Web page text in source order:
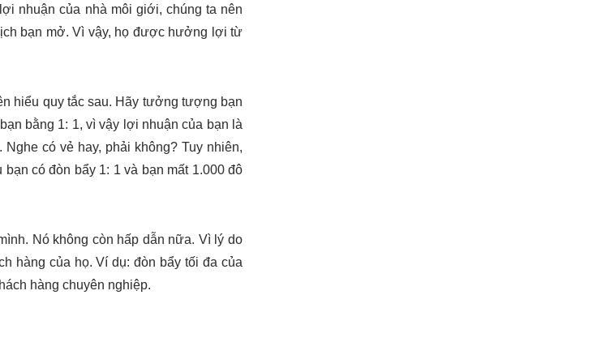
nhuận của nhà môi giới, chúng ta nên
bạn mở. Vì vậy, họ được hưởng lợi từ
hiểu quy tắc sau. Hãy tưởng tượng bạn
bằng 1: 1, vì vậy lợi nhuận của bạn là
có vẻ hay, phải không? Tuy nhiên,
có đòn bẩy 1: 1 và bạn mất 1.000 đô
Nó không còn hấp dẫn nữa. Vì lý do
hàng của họ. Ví dụ: đòn bẩy tối đa của
hàng chuyên nghiệp.